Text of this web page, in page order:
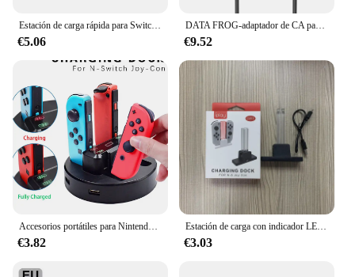
€5.06
DATA FROG-adaptador de CA para Nintendo Switch, accesorio para cargador, OLED, lite, enchufe europeo y estadounidense, Cable de alimentación USB tipo C
€9.52
Accesorios portátiles para Nintendo Switch, estación de carga, adaptador de CA, compatible con 4 Joy-con
€3.82
Estación de carga con indicador LED para Nintendo Switch, cargador de 2 mandos, accesorios OLED para Nintendo Switch
€3.03